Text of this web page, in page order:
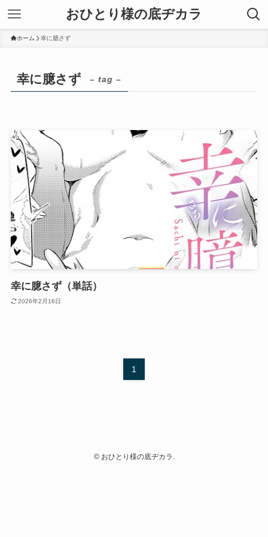
おひとり様の底ヂカラ
ホーム 幸に臆さず
幸に臆さず – tag –
幸に臆さず（単話）
2026年2月16日
1
©おひとり様の底ヂカラ.